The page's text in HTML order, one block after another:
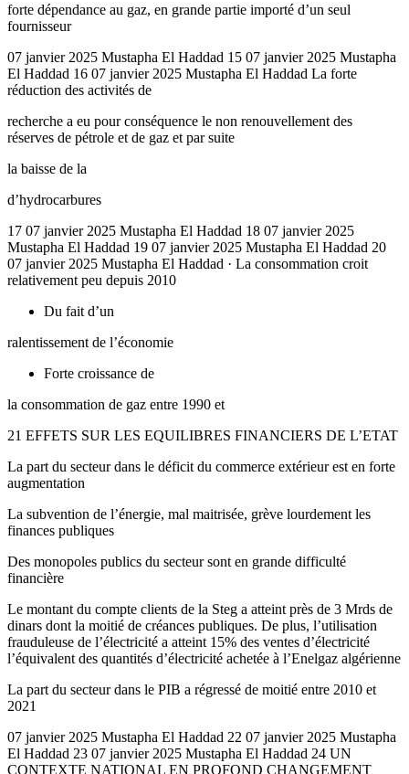
forte dépendance au gaz, en grande partie importé d’un seul
fournisseur
07 janvier 2025 Mustapha El Haddad 15 07 janvier 2025 Mustapha
El Haddad 16 07 janvier 2025 Mustapha El Haddad La forte
réduction des activités de
recherche a eu pour conséquence le non renouvellement des
réserves de pétrole et de gaz et par suite
la baisse de la
d’hydrocarbures
17 07 janvier 2025 Mustapha El Haddad 18 07 janvier 2025
Mustapha El Haddad 19 07 janvier 2025 Mustapha El Haddad 20
07 janvier 2025 Mustapha El Haddad · La consommation croit
relativement peu depuis 2010
Du fait d’un
ralentissement de l’économie
Forte croissance de
la consommation de gaz entre 1990 et
21 EFFETS SUR LES EQUILIBRES FINANCIERS DE L’ETAT
La part du secteur dans le déficit du commerce extérieur est en forte
augmentation
La subvention de l’énergie, mal maitrisée, grève lourdement les
finances publiques
Des monopoles publics du secteur sont en grande difficulté
financière
Le montant du compte clients de la Steg a atteint près de 3 Mrds de
dinars dont la moitié de créances publiques. De plus, l’utilisation
frauduleuse de l’électricité a atteint 15% des ventes d’électricité
l’équivalent des quantités d’électricité achetée à l’Enelgaz algérienne
La part du secteur dans le PIB a régressé de moitié entre 2010 et
2021
07 janvier 2025 Mustapha El Haddad 22 07 janvier 2025 Mustapha
El Haddad 23 07 janvier 2025 Mustapha El Haddad 24 UN
CONTEXTE NATIONAL EN PROFOND CHANGEMENT